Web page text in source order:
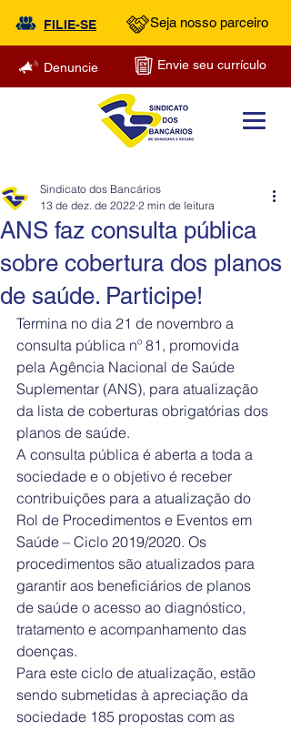
FILIE-SE Seja nosso parceiro
Denuncie Envie seu currículo
ANS faz consulta pública
sobre cobertura dos planos
de saúde. Participe!
Sindicato dos Bancários
13 de dez. de 2022 2 min de leitura
Termina no dia 21 de novembro a
consulta pública nº 81, promovida
pela Agência Nacional de Saúde
Suplementar (ANS), para atualização
da lista de coberturas obrigatórias dos
planos de saúde.
A consulta pública é aberta a toda a
sociedade e o objetivo é receber
contribuições para a atualização do
Rol de Procedimentos e Eventos em
Saúde – Ciclo 2019/2020. Os
procedimentos são atualizados para
garantir aos beneficiários de planos
de saúde o acesso ao diagnóstico,
tratamento e acompanhamento das
doenças.
Para este ciclo de atualização, estão
sendo submetidas à apreciação da
sociedade 185 propostas com as